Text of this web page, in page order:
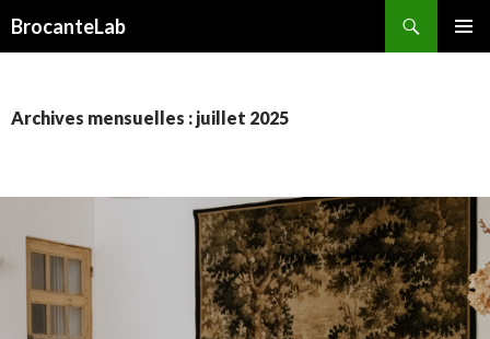
BrocanteLab
PRINCIPAL
Archives mensuelles : juillet 2025